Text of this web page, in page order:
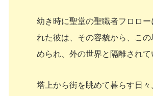
幼き時に聖堂の聖職者フロロー
れた彼は、その容貌から、この
められ、外の世界と隔離されて
塔上から街を眺めて暮らす日々